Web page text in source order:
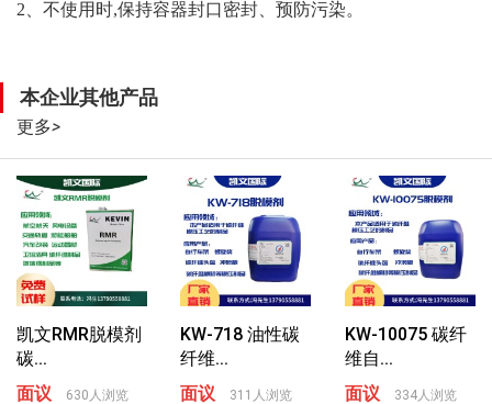
2、不使用时,保持容器封口密封、预防污染。
本企业其他产品
更多>
凯文RMR脱模剂
碳...
面议
630人浏览
KW-718 油性碳
纤维...
面议
311人浏览
KW-10075 碳纤
维自...
面议
334人浏览